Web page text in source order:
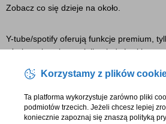
Zobacz co się dzieje na około.
Y-tube/spotify oferują funkcje premium,
użytkownicy nie musieli oglądać reklam,
Więc Twoja reklama musi
konwertować.
Korzystamy z plików
Ta platforma wykorzystuje zarówno pliki
podmiotów trzecich. Jeżeli chcesz lepiej
koniecznie zapoznaj się znaszą polityką